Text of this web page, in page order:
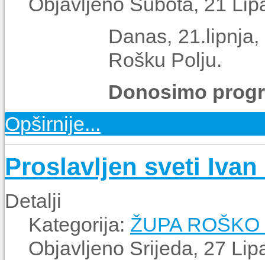
Danas,
Rošku Polju.
Donosimo
Opširnije...
Proslavljen sveti
Detalji
Kategorija: ŽUPA
Objavljeno Srijeda, 27